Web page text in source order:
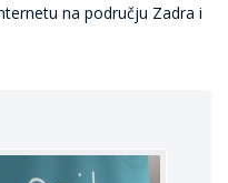
na području Zadra i